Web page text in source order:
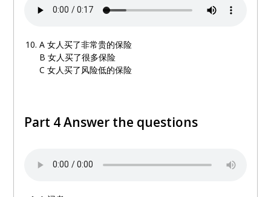
A 女人买了非常贵的保险
B 女人买了很多保险
C 女人买了风险低的保险
Part 4 Answer the questions